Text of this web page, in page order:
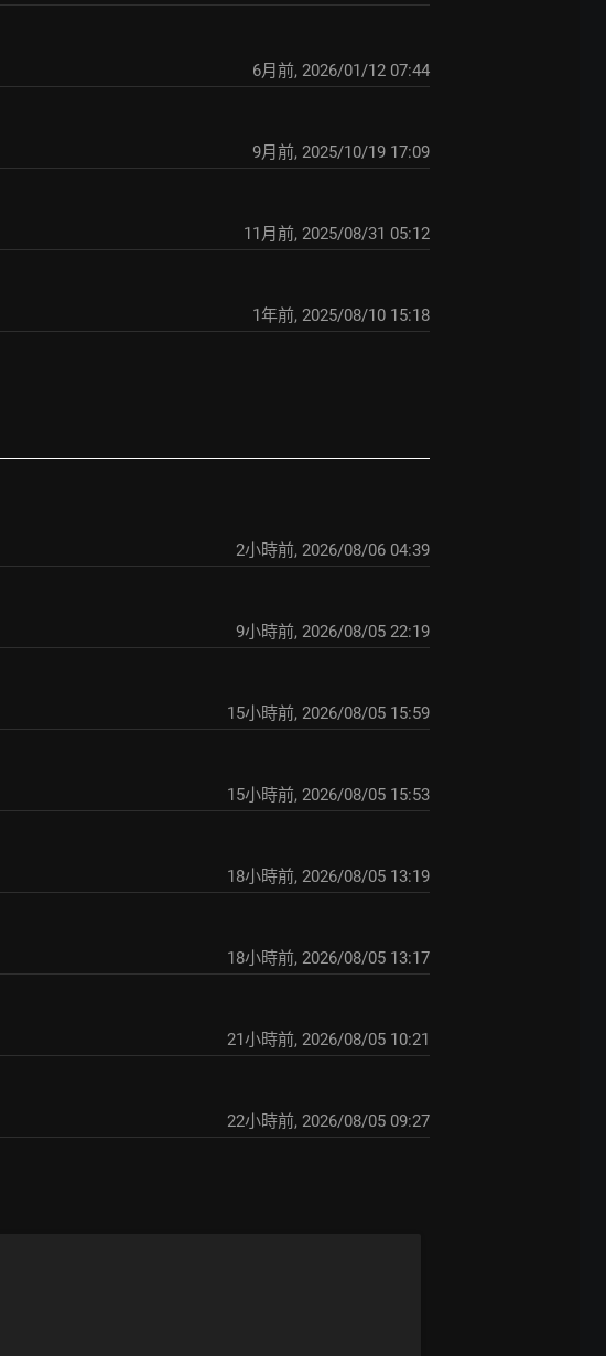
6月前, 2026/01/12 07:44
9月前, 2025/10/19 17:09
11月前, 2025/08/31 05:12
1年前, 2025/08/10 15:18
2小時前, 2026/08/06 04:39
9小時前, 2026/08/05 22:19
15小時前, 2026/08/05 15:59
15小時前, 2026/08/05 15:53
18小時前, 2026/08/05 13:19
18小時前, 2026/08/05 13:17
21小時前, 2026/08/05 10:21
22小時前, 2026/08/05 09:27